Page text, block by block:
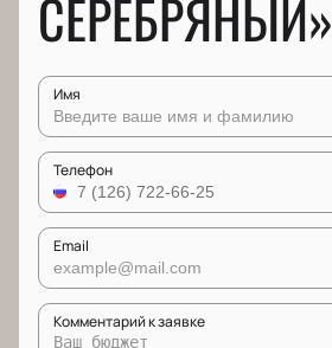
СЕРЕБРЯНЫЙ»
Имя
Телефон
Email
Комментарий к заявке